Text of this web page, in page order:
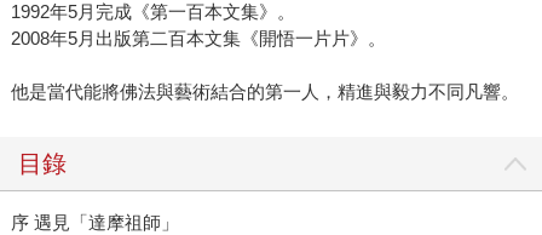
1992年5月完成《第一百本文集》。
2008年5月出版第二百本文集《開悟一片片》。
他是當代能將佛法與藝術結合的第一人，精進與毅力不同凡響。
目錄
序 遇見「達摩祖師」